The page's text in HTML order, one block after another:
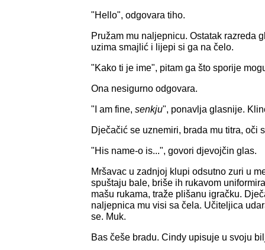
"Hello", odgovara tiho.
Pružam mu naljepnicu. Ostatak razreda
uzima smajlić i lijepi si ga na čelo.
"Kako ti je ime", pitam ga što sporije
Ona nesigurno odgovara.
"I am fine, senkju", ponavlja glasnije.
Dječačić se uznemiri, brada mu titra, oči
"His name-o is...", govori djevojčin glas.
Mršavac u zadnjoj klupi odsutno zuri u
spuštaju bale, briše ih rukavom
mašu rukama, traže plišanu igračku.
naljepnica mu visi sa čela. Učiteljica
se. Muk.
Bas češe bradu. Cindy upisuje u svoju